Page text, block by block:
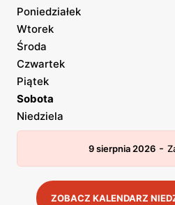
Poniedziałek
Wtorek
Środa
Czwartek
Piątek
Sobota
Niedziela
9 sierpnia 2026 -
ZOBACZ KALENDARZ